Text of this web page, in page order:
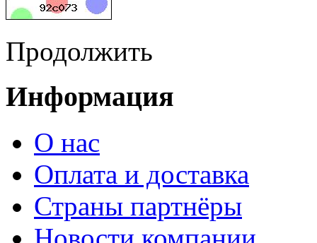
Продолжить
Информация
О нас
Оплата и доставка
Страны партнёры